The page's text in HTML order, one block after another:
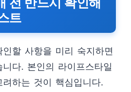
트
할 사항을 미리 숙지하면
다. 본인의 라이프스타일
하는 것이 핵심입니다.